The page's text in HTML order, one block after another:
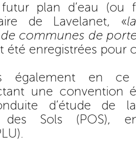
plan d’eau (ou
de Lavelanet, «
communes de
été enregistrées pour
également en
une convention
d’étude de
des Sols (POS),